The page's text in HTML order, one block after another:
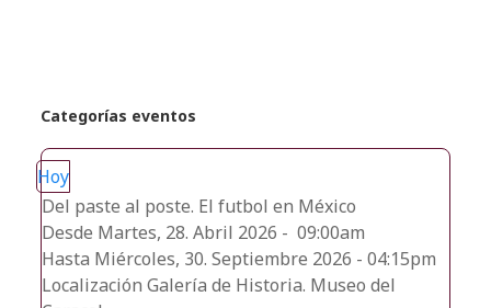
Categorías eventos
Hoy
Del paste al poste. El futbol en México
Desde Martes, 28. Abril 2026 - 09:00am
Hasta Miércoles, 30. Septiembre 2026 - 04:15pm
Localización Galería de Historia. Museo del